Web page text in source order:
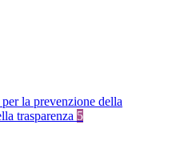
la prevenzione della
trasparenza 5